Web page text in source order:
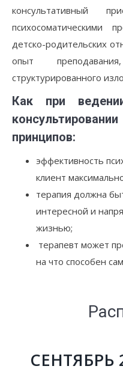
психосоматическими
детско-родительских
опыт
структурированного
Как при
принципов:
эффективность
клиент
терапия должна
интересной и
жизнью;
терапевт может
на что способен
СЕНТЯБРЬ